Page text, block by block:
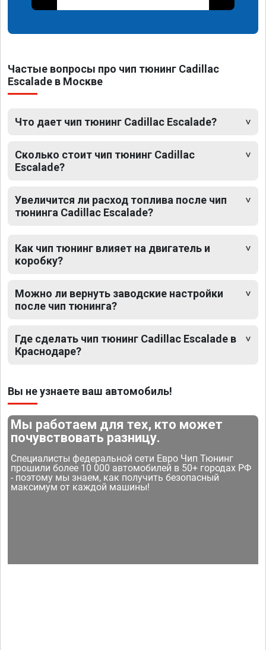
Частые вопросы про чип тюнинг Cadillac
Escalade в Москве
Что дает чип тюнинг Cadillac Escalade?
Сколько стоит чип тюнинг Cadillac
Escalade?
Увеличится ли расход топлива после чип
тюнинга Cadillac Escalade?
Как чип тюнинг влияет на двигатель и
коробку?
Можно ли вернуть заводские настройки
после чип тюнинга?
Где сделать чип тюнинг Cadillac Escalade в
Краснодаре?
Вы не узнаете ваш автомобиль!
Мы работаем для тех, кто может
почувствовать разницу.
Специалисты федеральной сети Евро Чип Тюнинг
прошили более 10 000 автомобилей в 50+ городах РФ
- поэтому мы знаем, как получить безопасный
максимум от каждой машины!